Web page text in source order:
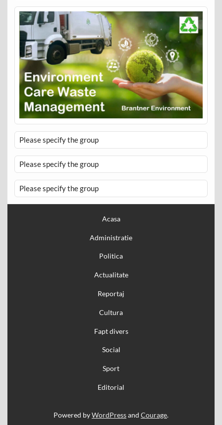
Please specify the group
Please specify the group
Please specify the group
Acasa
Administratie
Politica
Actualitate
Reportaj
Cultura
Fapt divers
Social
Sport
Editorial
Powered byWordPressand Courage.